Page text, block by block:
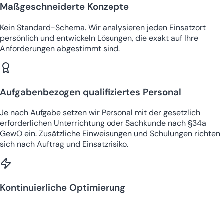
Maßgeschneiderte Konzepte
Kein Standard-Schema. Wir analysieren jeden Einsatzort
persönlich und entwickeln Lösungen, die exakt auf Ihre
Anforderungen abgestimmt sind.
Aufgabenbezogen qualifiziertes Personal
Je nach Aufgabe setzen wir Personal mit der gesetzlich
erforderlichen Unterrichtung oder Sachkunde nach §34a
GewO ein. Zusätzliche Einweisungen und Schulungen richten
sich nach Auftrag und Einsatzrisiko.
Kontinuierliche Optimierung